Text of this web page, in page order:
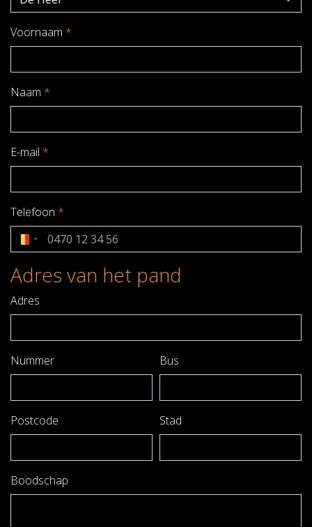
Voornaam *
Naam *
E-mail *
Telefoon *
Adres van het pand
Adres
Nummer Bus
Postcode Stad
Boodschap